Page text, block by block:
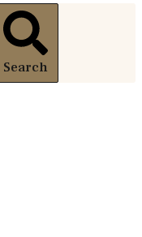
Search